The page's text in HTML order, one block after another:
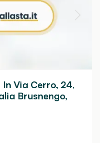
Via Cerro, 24,
Brusnengo,